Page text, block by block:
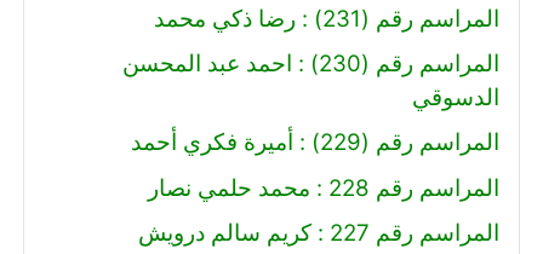
المراسم رقم (231) : رضا ذكي محمد
المراسم رقم (230) : احمد عبد المحسن
الدسوقي
المراسم رقم (229) : أميرة فكري أحمد
المراسم رقم 228 : محمد حلمي نصار
المراسم رقم 227 : كريم سالم درويش